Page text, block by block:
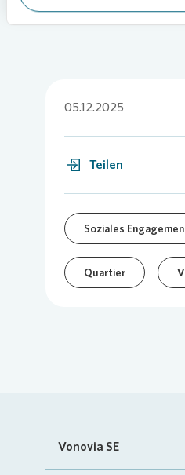
05.12.2025
Teilen
Soziales
Quartier
Vonovia SE